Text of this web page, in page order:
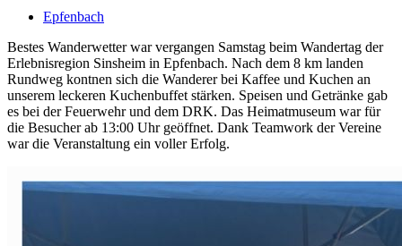
Epfenbach
Bestes Wanderwetter war vergangen Samstag beim Wandertag der
Erlebnisregion Sinsheim in Epfenbach. Nach dem 8 km landen
Rundweg kontnen sich die Wanderer bei Kaffee und Kuchen an
unserem leckeren Kuchenbuffet stärken. Speisen und Getränke gab
es bei der Feuerwehr und dem DRK. Das Heimatmuseum war für
die Besucher ab 13:00 Uhr geöffnet. Dank Teamwork der Vereine
war die Veranstaltung ein voller Erfolg.